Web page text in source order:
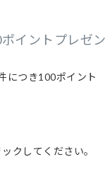
イントプレゼン
につき100ポイント
クしてください。